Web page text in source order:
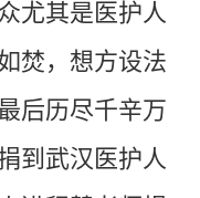
尤其是医护人
焚，想方设法
后历尽千辛万
到武汉医护人